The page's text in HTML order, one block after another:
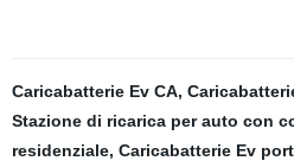
Caricabatterie Ev CA,
Stazione di ricarica per auto con
residenziale, Caricabatterie Ev